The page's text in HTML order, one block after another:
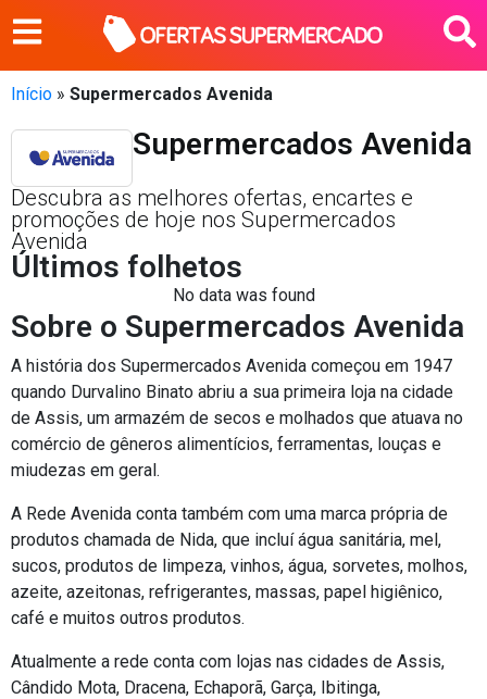
Início » Supermercados Avenida
Supermercados Avenida
Descubra as melhores ofertas, encartes e
promoções de hoje nos Supermercados
Avenida
Últimos folhetos
No data was found
Sobre o Supermercados Avenida
A história dos Supermercados Avenida começou em 1947
quando Durvalino Binato abriu a sua primeira loja na cidade
de Assis, um armazém de secos e molhados que atuava no
comércio de gêneros alimentícios, ferramentas, louças e
miudezas em geral.
A Rede Avenida conta também com uma marca própria de
produtos chamada de Nida, que incluí água sanitária, mel,
sucos, produtos de limpeza, vinhos, água, sorvetes, molhos,
azeite, azeitonas, refrigerantes, massas, papel higiênico,
café e muitos outros produtos.
Atualmente a rede conta com lojas nas cidades de Assis,
Cândido Mota, Dracena, Echaporã, Garça, Ibitinga,